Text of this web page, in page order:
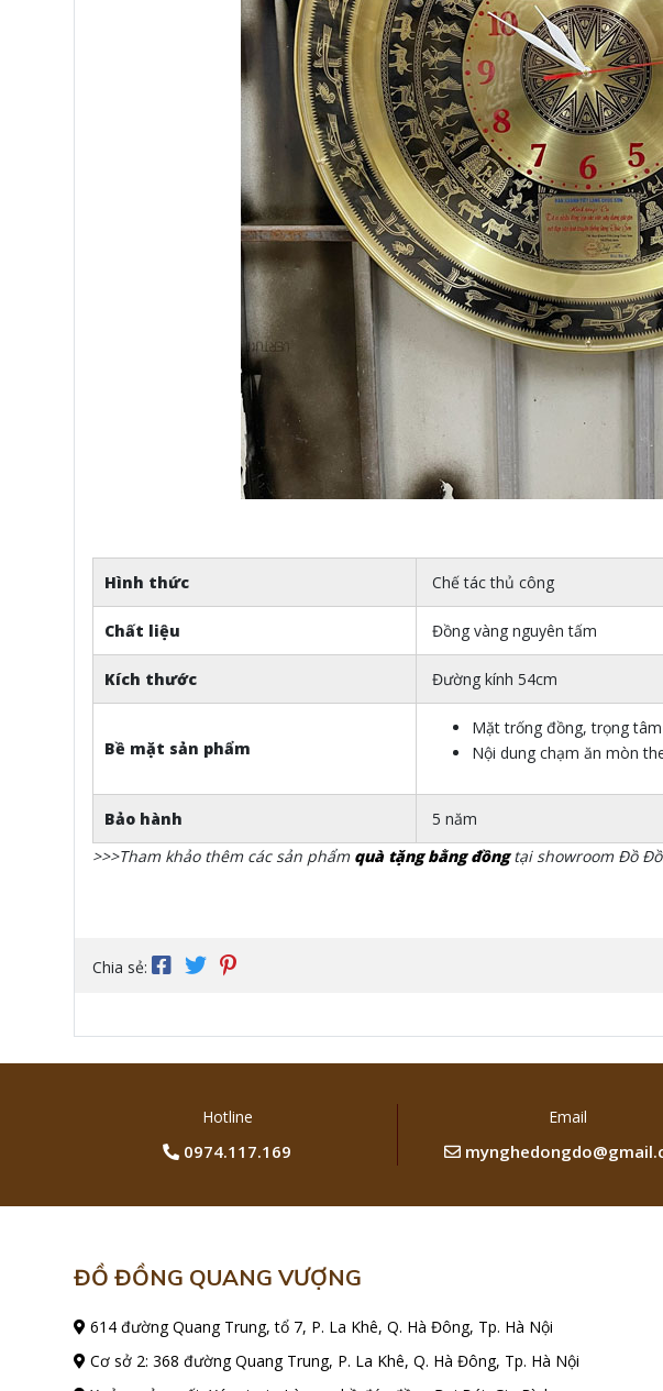
Hình thức Chế tác thủ công
Chất liệu Đồng vàng nguyên tấm
Kích thước Đường kính 54cm
Bề mặt sản phẩm
Mặt trống đồng, trọng
Nội dung chạm ăn mòn
Bảo hành
5 năm
>>>Tham khảo thêm các sản phẩm quà tặng bằng đồngtại showroom Đồ
Chia sẻ:
Hotline
0974.117.169
Email
ĐỒ ĐỒNG QUANG VƯỢNG
614 đường Quang Trung, tổ 7, P. La Khê, Q. Hà Đông, Tp. Hà Nội
Cơ sở 2: 368 đường Quang Trung, P. La Khê, Q. Hà Đông, Tp. Hà Nội